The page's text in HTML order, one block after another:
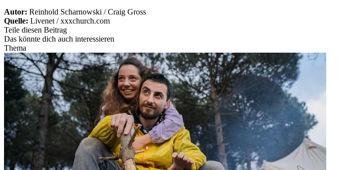
Autor: Reinhold Scharnowski / Craig Gross
Quelle: Livenet / xxxchurch.com
Teile diesen Beitrag
Das könnte dich auch interessieren
Thema